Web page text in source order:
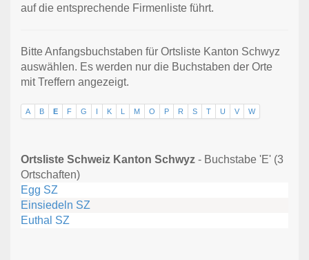
auf die entsprechende Firmenliste führt.
Bitte Anfangsbuchstaben für Ortsliste Kanton Schwyz
auswählen. Es werden nur die Buchstaben der Orte
mit Treffern angezeigt.
A B E F G K M O P R S T U V W
Ortsliste Schweiz Kanton Schwyz - Buchstabe 'E' (3
Ortschaften)
Egg SZ
Einsiedeln SZ
Euthal SZ